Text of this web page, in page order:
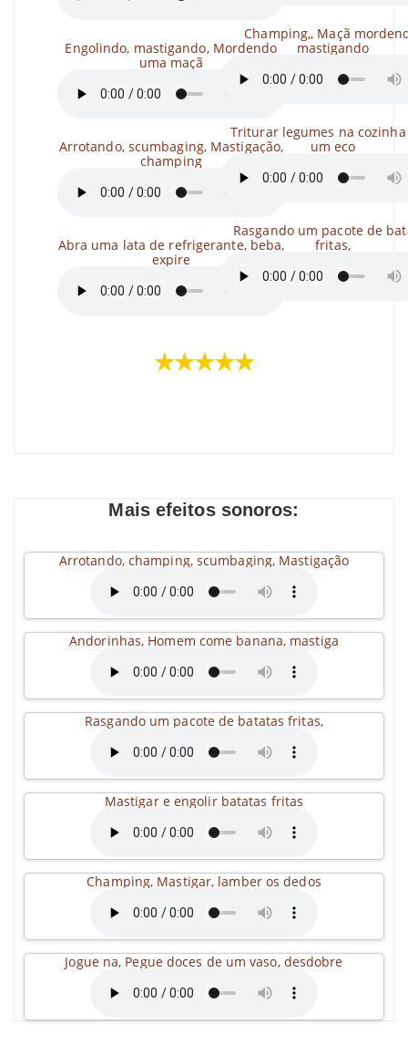
Engolindo, mastigando, Mordendo
uma maçã
Arrotando, scumbaging, Mastigação,
champing
Abra uma lata de refrigerante, beba,
expire
Champing,, Maçã
mastigando
Triturar legumes na
um eco
Rasgando um pacote de
fritas,
★★★★★
Mais efeitos sonoros:
Arrotando, champing, scumbaging, Mastigação
Andorinhas, Homem come banana, mastiga
Rasgando um pacote de batatas fritas,
Mastigar e engolir batatas fritas
Champing, Mastigar, lamber os dedos
Jogue na, Pegue doces de um vaso, desdobre